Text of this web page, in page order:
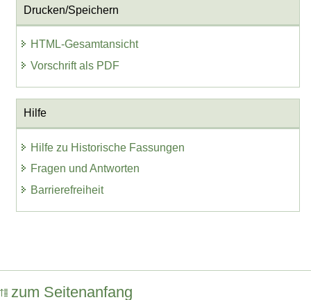
Drucken/Speichern
HTML-Gesamtansicht
Vorschrift als PDF
Hilfe
Hilfe zu Historische Fassungen
Fragen und Antworten
Barrierefreiheit
zum Seitenanfang